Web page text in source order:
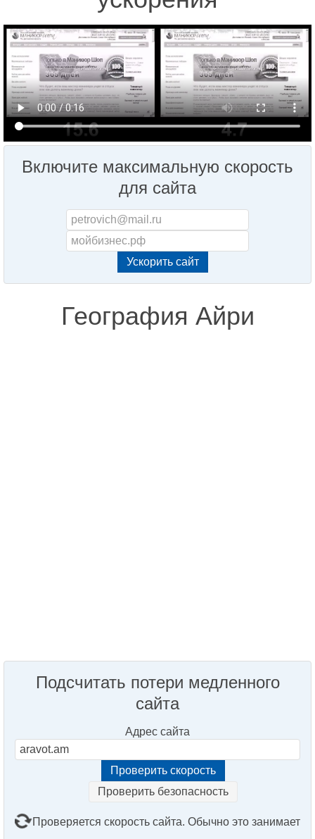
Включите максимальную скорость
для сайта
География Айри
Подсчитать потери медленного
сайта
Адрес сайта
Проверить безопасность
Проверяется скорость сайта. Обычно это занимает